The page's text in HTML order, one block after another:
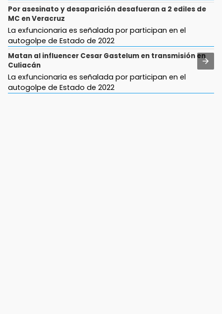
Por asesinato y desaparición desafueran a 2 ediles de
MC en Veracruz
La exfuncionaria es señalada por participan en el
autogolpe de Estado de 2022
Matan al influencer Cesar Gastelum en transmisión en
Culiacán
La exfuncionaria es señalada por participan en el
autogolpe de Estado de 2022